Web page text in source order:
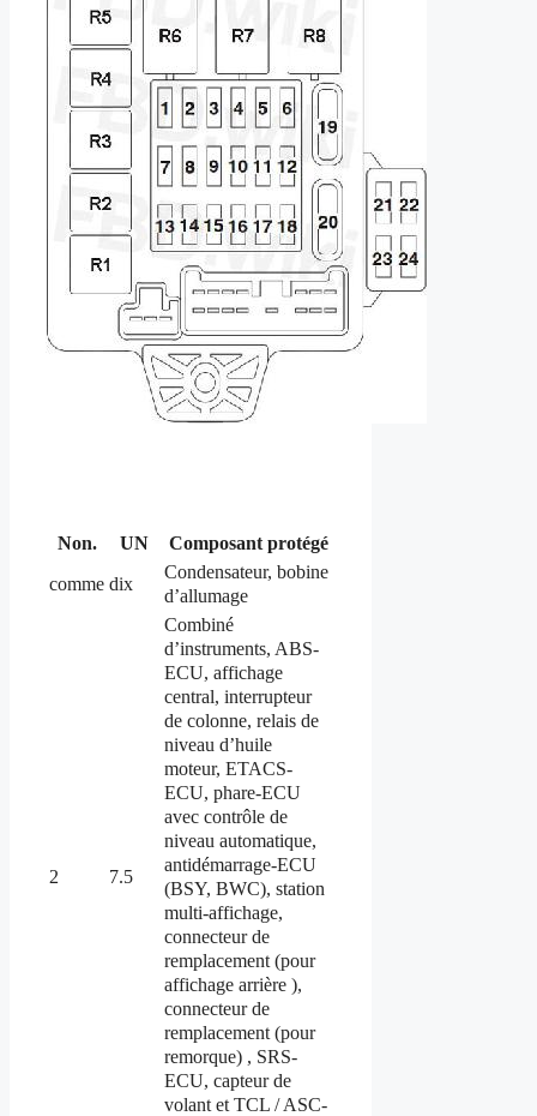
Non. UN
Composant protégé
comme dix
Condensateur, bobine
d’allumage
2 7.5
Combiné
d’instruments, ABS-
ECU, affichage
central, interrupteur
de colonne, relais de
niveau d’huile
moteur, ETACS-
ECU, phare-ECU
avec contrôle de
niveau automatique,
antidémarrage-ECU
(BSY, BWC), station
multi-affichage,
connecteur de
remplacement (pour
affichage arrière ),
connecteur de
remplacement (pour
remorque) , SRS-
ECU, capteur de
volant et TCL / ASC-